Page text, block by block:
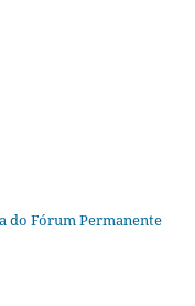
do Fórum Permanente